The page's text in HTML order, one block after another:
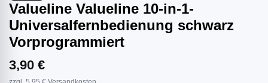
Valueline Valueline 10-in-1-
Universalfernbedienung schwarz
Vorprogrammiert
3,90 €